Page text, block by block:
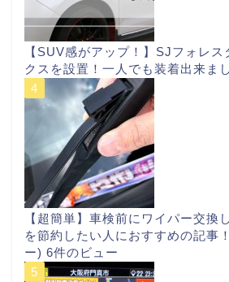
【SUV感がアップ！】SJフォレス
クスを設置！一人でも装着出来ま
【超簡単】車検前にワイパー交換
を節約したい人におすすめの記事
ー) 6件のビュー